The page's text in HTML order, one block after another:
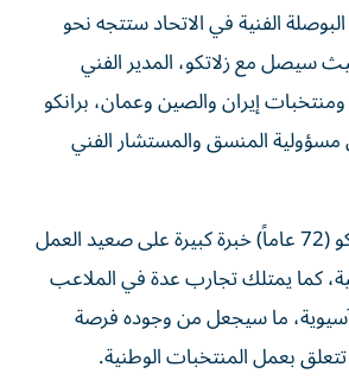
الفنية في الاتحاد ستتجه نحو
سيصل مع زلاتكو، المدير الفني
إيران والصين وعمان، برانكو
مسؤولية المنسق والمستشار الفني
ويمتلك المدرب برانكو (72 عاماً) خبرة كبيرة على صعيد العمل
كما يمتلك تجارب عدة في الملاعب
ما سيجعل من وجوده فرصة
بعمل المنتخبات الوطنية.